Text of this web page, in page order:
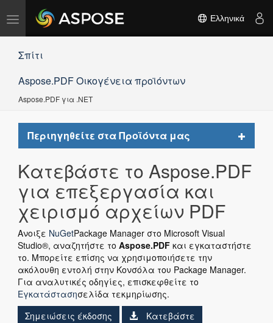
Εναλλαγή
πλοήγησης
Ελληνικά
Σπίτι
Aspose.PDF Οικογένεια προϊόντων
Aspose.PDF για .NET
Περιηγηθείτε στα Προϊόντα μας
Toggle
Κατεβάστε το Aspose.PDF
για επεξεργασία και
χειρισμό αρχείων PDF
Ανοιξε NuGetPackage Manager στο Microsoft Visual
Studio®, αναζητήστε το Aspose.PDF και εγκαταστήστε
το. Μπορείτε επίσης να χρησιμοποιήσετε την
ακόλουθη εντολή στην Κονσόλα του Package Manager.
Για αναλυτικές οδηγίες, επισκεφθείτε το
Εγκατάστασησελίδα τεκμηρίωσης.
Σημειώσεις έκδοσης
Κατεβάστε